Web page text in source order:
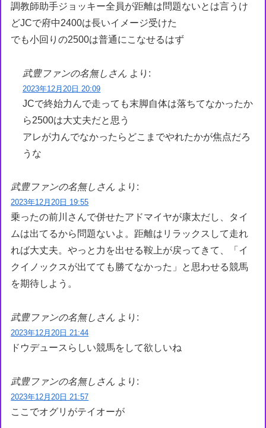
調教師助手ジョッキー全員が距離は問題ないとは言うけ
どJCで府中2400は長いイメージ受けた
でも小回りの2500は普通にこなせるはず
武豊ファンの名無しさん より:
2023年12月20日 20:09
JCで終始力んで走っても末脚自体は落ちてなかったか
ら2500は大丈夫だと思う
アレが力んでなかったらどこまでやれたかが焦点だろ
うな
武豊ファンの名無しさん より:
2023年12月20日 19:55
乗ったの前川さんで併せたアドマイヤが康太だし、タイ
ムは出てるから問題ないよ。距離はリラックスして走れ
れば大丈夫。やっと力を出せる鞍上が戻ってきて、「イ
クイノックスが出てても勝てなかった」と思わせる競馬
を期待しよう。
武豊ファンの名無しさん より:
2023年12月20日 21:44
ドウデュースらしい競馬をして欲しいね
武豊ファンの名無しさん より:
2023年12月20日 21:57
ここでオグリがテイオーが